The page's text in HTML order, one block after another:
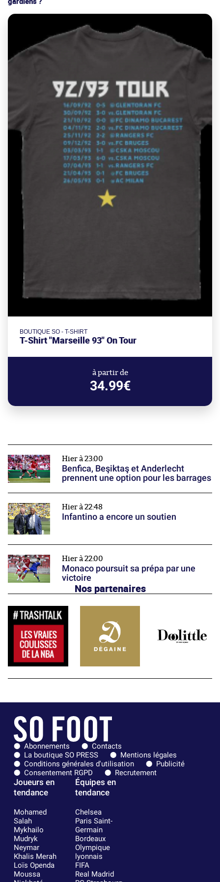
BOUTIQUE SO - T-SHIRT
T-Shirt "Marseille 93" On Tour
à partir de
34.99€
Hier à 23:00
Benfica, Beşiktaş et Anderlecht
prennent une option pour les barrages
Hier à 22:48
Infantino a encore un soutien
Hier à 22:00
Monaco poursuit sa prépa par une
victoire
Nos partenaires
Abonnements
Contacts
La boutique SO PRESS
Mentions légales
Conditions générales d'utilisation
Publicité
Consentement RGPD
Recrutement
Joueurs en
tendance
Mohamed
Salah
Mykhailo
Mudryk
Neymar
Khalis Merah
Loïs Openda
Moussa
Équipes en
tendance
Chelsea
Paris Saint-
Germain
Bordeaux
Olympique
lyonnais
FIFA
Real Madrid